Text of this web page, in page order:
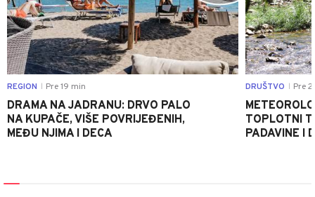
REGION Pre 19 min
DRAMA NA JADRANU: DRVO PALO
NA KUPAČE, VIŠE POVRIJEĐENIH,
MEĐU NJIMA I DECA
DRUŠTVO Pre
TOPLOTNI
PADAVINE I